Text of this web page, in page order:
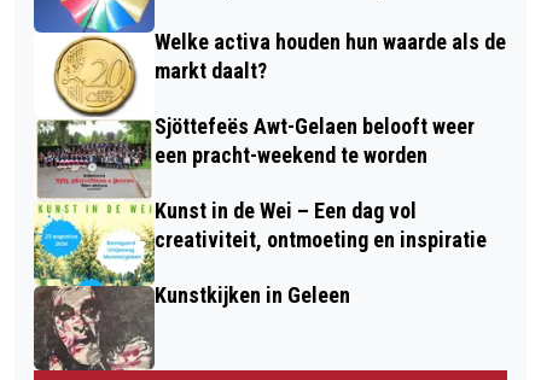
Welke activa houden hun waarde als de
markt daalt?
Sjöttefeës Awt-Gelaen belooft weer
een pracht-weekend te worden
Kunst in de Wei – Een dag vol
creativiteit, ontmoeting en inspiratie
Kunstkijken in Geleen